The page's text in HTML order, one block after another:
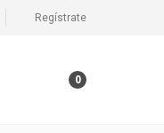
Regístrate
0